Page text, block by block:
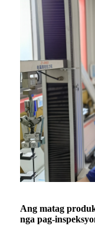
Ang matag
nga pag-